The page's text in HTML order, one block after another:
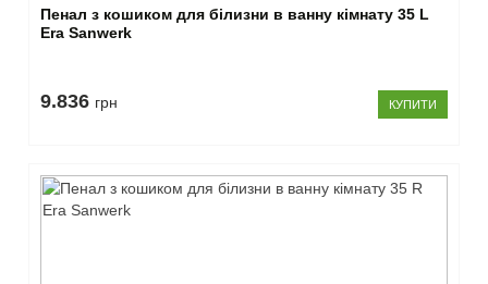
Пенал з кошиком для білизни в ванну кімнату 35 L
Era Sanwerk
9.836 грн КУПИТИ